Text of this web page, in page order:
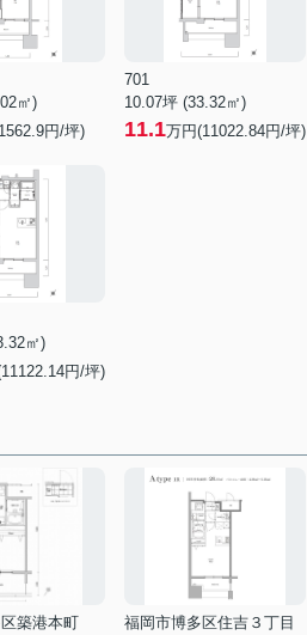
㎡)
円/坪)
701
10.07坪 (33.32㎡)
11.1万円(11022.84円/坪)
㎡)
円/坪)
築港本町
福岡市博多区住吉３丁目